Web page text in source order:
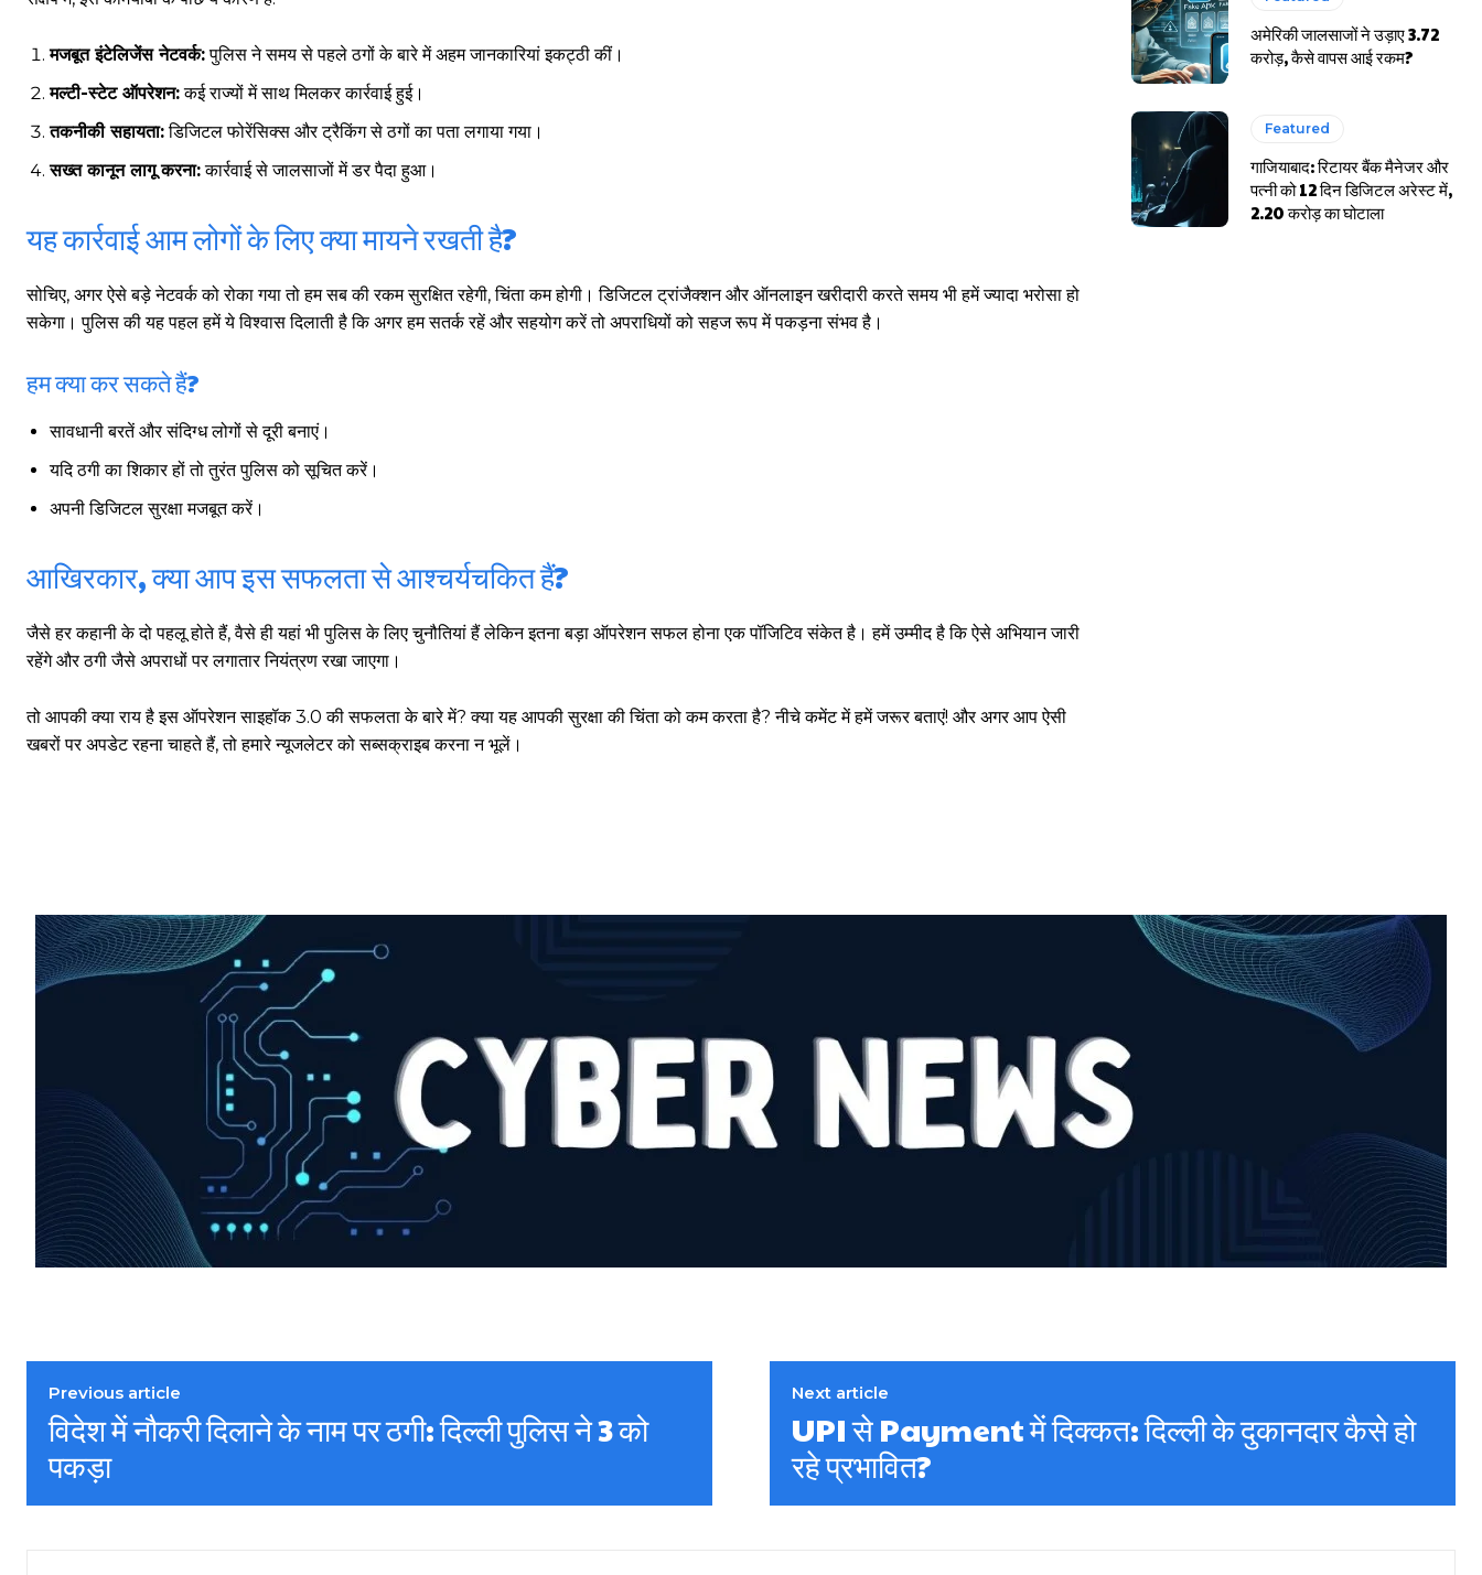
गुरुग्राम साइबर पुलिस ने बीते छह महीने में 18 बैंक कर्मचारियों को किया गिरफ्तार
हर खाते के बदले मिलते थे 20 से 25 हजार
साइबर धोखाधड़ी बैंकिंग में
मजबूत इंटेलिजेंस नेटवर्क:पुलिस ने समय से पहले ठगों के बारे में अहम जानकारियां इकट्ठी कीं।
मल्टी-स्टेट ऑपरेशन:कई राज्यों में साथ मिलकर कार्रवाई हुई।
तकनीकी सहायता:डिजिटल फोरेंसिक्स और ट्रैकिंग से ठगों का पता लगाया गया।
सख्त कानून लागू करना:कार्रवाई से जालसाजों में डर पैदा हुआ।
यह कार्रवाई आम लोगों के लिए क्या मायने रखती है?
सोचिए, अगर ऐसे बड़े नेटवर्क को रोका गया तो हम सब की रकम सुरक्षित रहेगी, चिंता कम होगी। डिजिटल ट्रांजैक्शन और ऑनलाइन खरीदारी करते समय भी हमें ज्यादा भरोसा हो
सकेगा। पुलिस की यह पहल हमें ये विश्वास दिलाती है कि अगर हम सतर्क रहें और सहयोग करें तो अपराधियों को सहज रूप में पकड़ना संभव है।
हम क्या कर सकते हैं?
सावधानी बरतें और संदिग्ध लोगों से दूरी बनाएं।
यदि ठगी का शिकार हों तो तुरंत पुलिस को सूचित करें।
अपनी डिजिटल सुरक्षा मजबूत करें।
आखिरकार, क्या आप इस सफलता से आश्चर्यचकित हैं?
जैसे हर कहानी के दो पहलू होते हैं, वैसे ही यहां भी पुलिस के लिए चुनौतियां हैं लेकिन इतना बड़ा ऑपरेशन सफल होना एक पॉजिटिव संकेत है। हमें उम्मीद है कि ऐसे अभियान जारी
रहेंगे और ठगी जैसे अपराधों पर लगातार नियंत्रण रखा जाएगा।
तो आपकी क्या राय है इस ऑपरेशन साइहॉक 3.0 की सफलता के बारे में? क्या यह आपकी सुरक्षा की चिंता को कम करता है? नीचे कमेंट में हमें जरूर बताएं! और अगर आप ऐसी
खबरों पर अपडेट रहना चाहते हैं, तो हमारे न्यूजलेटर को सब्सक्राइब करना न भूलें।
अमेरिकी जालसाजों ने उड़ाए 3.72
करोड़, कैसे वापस आई रकम?
Featured
गाजियाबाद: रिटायर बैंक मैनेजर और
पत्नी को 12 दिन डिजिटल अरेस्ट में,
2.20 करोड़ का घोटाला
Previous article
विदेश में नौकरी दिलाने के नाम पर ठगी: दिल्ली पुलिस ने 3 को
पकड़ा
Next article
UPI से Payment में दिक्कत: दिल्ली के दुकानदार कैसे हो
रहे प्रभावित?